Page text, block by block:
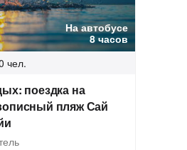
На автобусе
8 часов
чел.
поездка на
пляж Сай